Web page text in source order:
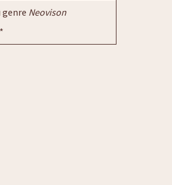
genre Neovison